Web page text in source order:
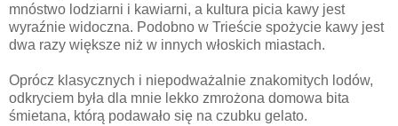
mnóstwo lodziarni i kawiarni, a kultura picia kawy jest
wyraźnie widoczna. Podobno w Trieście spożycie kawy jest
dwa razy większe niż w innych włoskich miastach.
Oprócz klasycznych i niepodważalnie znakomitych lodów,
odkryciem była dla mnie lekko zmrożona domowa bita
śmietana, którą podawało się na czubku gelato.